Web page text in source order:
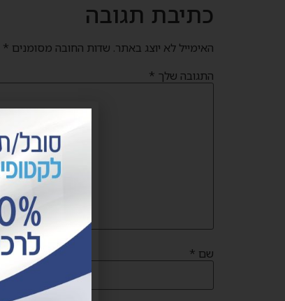
כתיבת תגובה
האימייל לא יוצג באתר. שדות החובה מסומנים *
התגובה שלך *
שם *